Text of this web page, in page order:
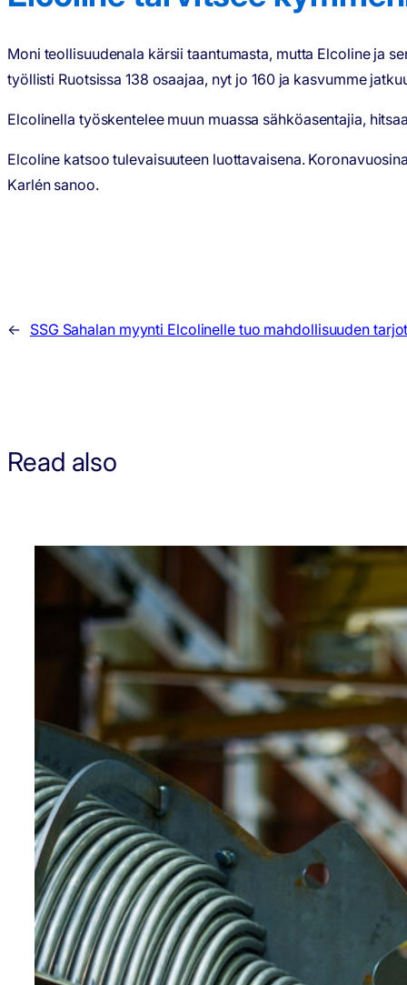
Moni teollisuudenala kärsii taantumasta, mutta Elcoline ja
työllisti Ruotsissa 138 osaajaa, nyt jo 160 ja kasvumme
Elcolinella työskentelee muun muassa sähköasentajia,
Elcoline katsoo tulevaisuuteen luottavaisena.
Karlén sanoo.
← SSG Sahalan myynti Elcolinelle tuo mahdollisuuden
Read also